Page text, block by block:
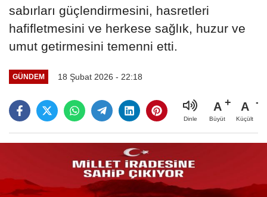
sabırları güçlendirmesini, hasretleri
hafifletmesini ve herkese sağlık, huzur ve
umut getirmesini temenni etti.
GÜNDEM 18 Şubat 2026 - 22:18
Dinle
A
Büyüt
A
Küçült